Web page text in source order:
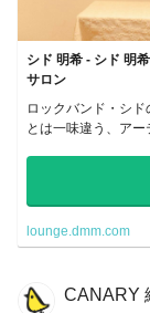
シド 明希 - シド 明
サロン
ロックバンド・シ
とは一味違う、ア
lounge.dmm.com
CANARY